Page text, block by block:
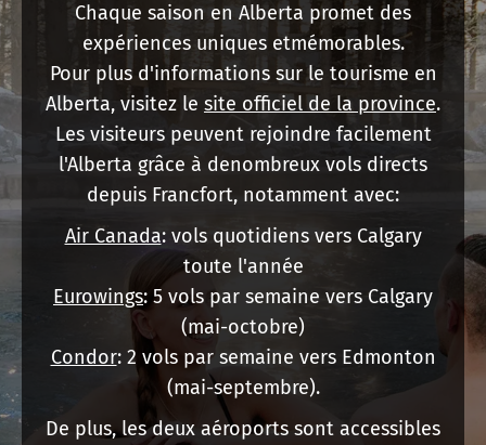
Chaque saison en Alberta promet des
expériences uniques etmémorables.
Pour plus d'informations sur le tourisme en
Alberta, visitez le site officiel de la province.
Les visiteurs peuvent rejoindre facilement
l'Alberta grâce à denombreux vols directs
depuis Francfort, notamment avec:
Air Canada: vols quotidiens vers Calgary
toute l'année
Eurowings: 5 vols par semaine vers Calgary
(mai-octobre)
Condor: 2 vols par semaine vers Edmonton
(mai-septembre).
De plus, les deux aéroports sont accessibles